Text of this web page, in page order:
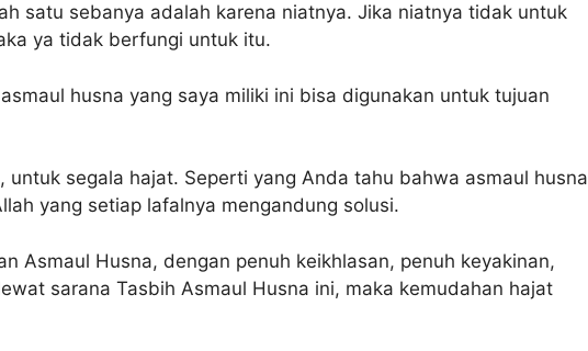
satu sebanya adalah karena niatnya. Jika niatnya tidak untuk
ya tidak berfungi untuk itu.
husna yang saya miliki ini bisa digunakan untuk tujuan
untuk segala hajat. Seperti yang Anda tahu bahwa asmaul husna
yang setiap lafalnya mengandung solusi.
Asmaul Husna, dengan penuh keikhlasan, penuh keyakinan,
sarana Tasbih Asmaul Husna ini, maka kemudahan hajat